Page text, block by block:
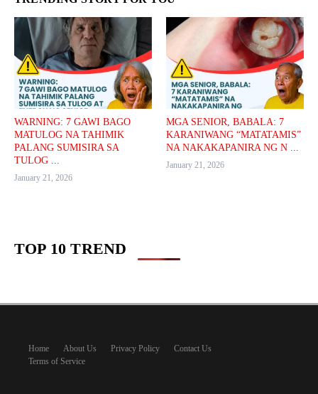
WARNING: 7 GAWI BAGO
MATULOG NA TAHIMIK
PALANG SUMISIRA SA
TULOG ...
January 21, 2026
MGA SENIOR, BABALA: 7
KARANIWANG “MATATAMIS”
NA NAKAKAPANIRA NG N ...
January 21, 2026
TOP 10 TREND
Home About Us Privacy Policy
Contact Us
Terms of Service